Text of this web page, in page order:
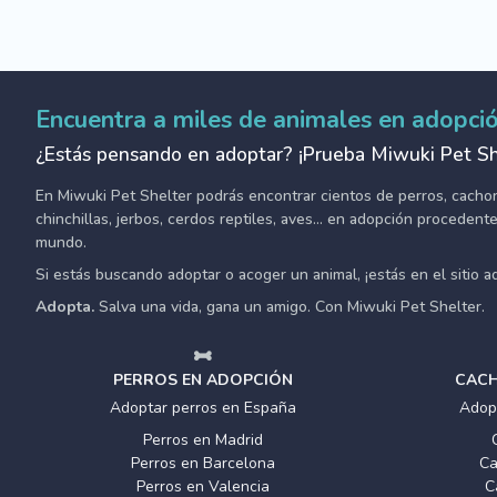
Encuentra a miles de animales en
¿Estás pensando en adoptar? ¡Prueba Miwuki Pet
En Miwuki Pet Shelter podrás encontrar cientos de perros,
chinchillas, jerbos, cerdos reptiles, aves... en adopción
mundo.
Si estás buscando adoptar o acoger un animal, ¡estás en el sitio
Adopta. Salva una vida, gana un amigo. Con Miwuki Pet Shelter.
PERROS EN ADOPCIÓN
Adoptar perros en España
Perros en Madrid
Perros en Barcelona
Perros en Valencia